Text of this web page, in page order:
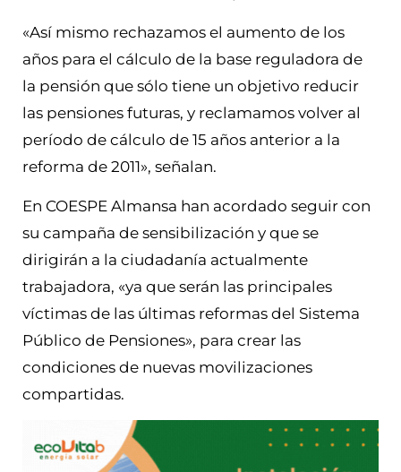
«Así mismo rechazamos el aumento de los
años para el cálculo de la base reguladora de
la pensión que sólo tiene un objetivo reducir
las pensiones futuras, y reclamamos volver al
período de cálculo de 15 años anterior a la
reforma de 2011», señalan.
En COESPE Almansa han acordado seguir con
su campaña de sensibilización y que se
dirigirán a la ciudadanía actualmente
trabajadora, «ya que serán las principales
víctimas de las últimas reformas del Sistema
Público de Pensiones», para crear las
condiciones de nuevas movilizaciones
compartidas.